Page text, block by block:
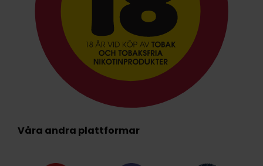
Våra andra plattformar